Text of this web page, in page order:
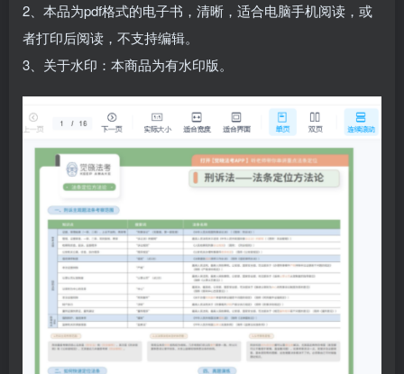
2、本品为pdf格式的电子书，清晰，适合电脑手机阅读，或
者打印后阅读，不支持编辑。
3、关于水印：本商品为有水印版。